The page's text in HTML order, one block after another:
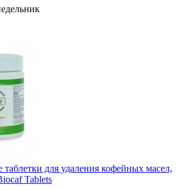
таблетки для удаления кофейных масел,
Tablets